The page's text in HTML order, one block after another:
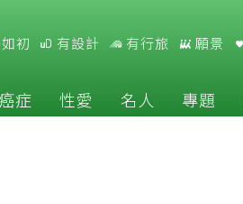
初 有設計 有行旅 願景
症 性愛 名人 專題